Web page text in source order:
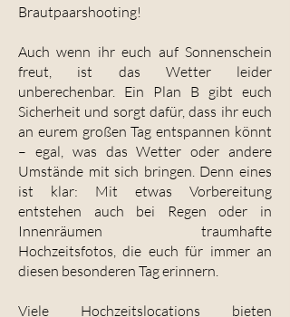
Brautpaarshooting!
Auch wenn ihr euch auf Sonnenschein
freut, ist das Wetter leider
unberechenbar. Ein Plan B gibt euch
Sicherheit und sorgt dafür, dass ihr euch
an eurem großen Tag entspannen könnt
– egal, was das Wetter oder andere
Umstände mit sich bringen. Denn eines
ist klar: Mit etwas Vorbereitung
entstehen auch bei Regen oder in
Innenräumen traumhafte
Hochzeitsfotos, die euch für immer an
diesen besonderen Tag erinnern.
Viele Hochzeitslocations bieten